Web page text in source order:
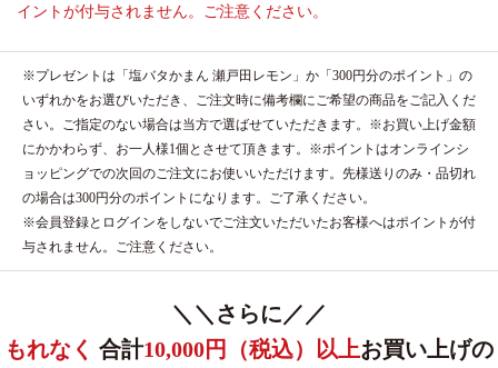
イントが付与されません。ご注意ください。
※プレゼントは「塩バタかまん 瀬戸田レモン」か「300円分のポイント」の
いずれかをお選びいただき、ご注文時に備考欄にご希望の商品をご記入くだ
さい。ご指定のない場合は当方で選ばせていただきます。※お買い上げ金額
にかかわらず、お一人様1個とさせて頂きます。※ポイントはオンラインシ
ョッピングでの次回のご注文にお使いいただけます。先様送りのみ・品切れ
の場合は300円分のポイントになります。ご了承ください。
※会員登録とログインをしないでご注文いただいたお客様へはポイントが付
与されません。ご注意ください。
＼＼さらに／／
もれなく 合計10,000円（税込）以上お買い上げの